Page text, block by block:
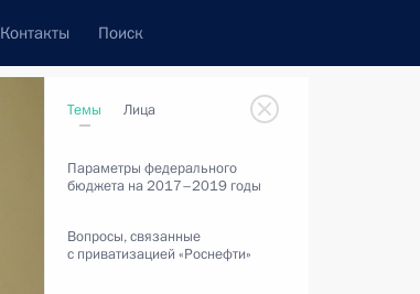
Контакты Поиск
Комиссии и советы
октябрь, 2016
Темы
Параметры федерального
бюджета на 2017–2019 годы
Вопросы, связанные
с приватизацией «Роснефти»
Лица